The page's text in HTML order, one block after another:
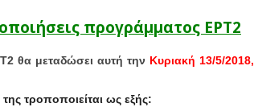
προγράμματος ΕΡΤ2
θα μεταδώσει αυτή την Κυριακή 13/5/2018,
τροποποιείται ως εξής: